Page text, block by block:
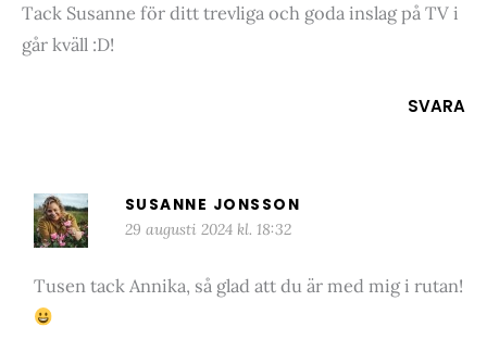
Tack Susanne för ditt trevliga och goda inslag på TV i
går kväll :D!
SVARA
SUSANNE JONSSON
29 augusti 2024 kl. 18:32
Tusen tack Annika, så glad att du är med mig i rutan!